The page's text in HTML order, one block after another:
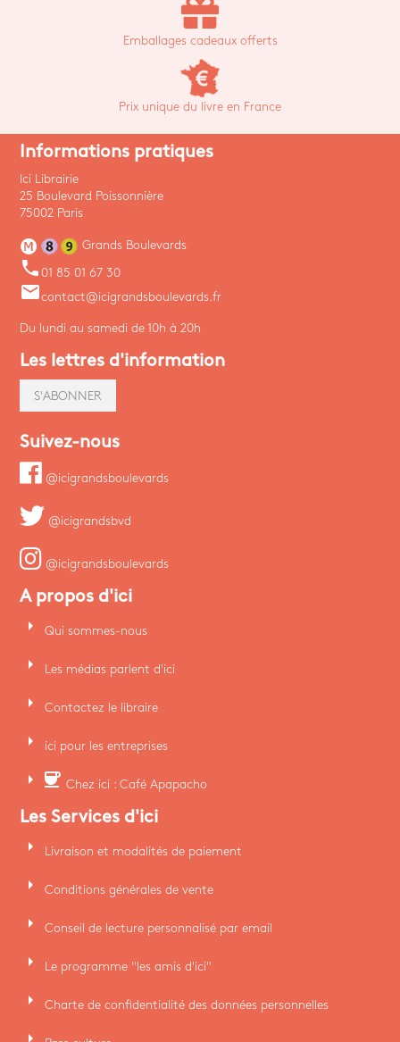
Emballages cadeaux offerts
Prix unique du livre en France
Informations pratiques
Ici Librairie
25 Boulevard Poissonnière
75002 Paris
Grands Boulevards
phone 01 85 01 67 30
emailcontact@icigrandsboulevards.fr
Du lundi au samedi de 10h à 20h
Les lettres d'information
S'ABONNER
Suivez-nous
@icigrandsboulevards
@icigrandsbvd
@icigrandsboulevards
A propos d'ici
arrow_right Qui sommes-nous
arrow_right Les médias parlent d'ici
arrow_right Contactez le libraire
arrow_right ici pour les entreprises
arrow_right coffee Chez ici : Café Apapacho
Les Services d'ici
arrow_right Livraison et modalités de paiement
arrow_right Conditions générales de vente
arrow_right Conseil de lecture personnalisé par email
arrow_right Le programme "les amis d'ici"
arrow_right Charte de confidentialité des données personnelles